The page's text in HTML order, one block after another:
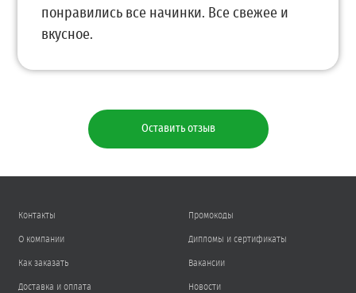
Оставить отзыв
понравились все начинки. Все свежее и
вкусное.
Контакты
О компании
Как заказать
Доставка и оплата
Промокоды
Дипломы и сертификаты
Вакансии
Новости